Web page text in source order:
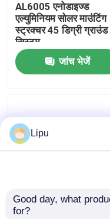
हमारे बारे में
कारखाना भ्रमण
संपर्क करें
सोलर पीवी माउंटिंग सिस्टम
AL6005 एनोडाइज्ड
एल्युमिनियम सोलर माउंटिंग
स्ट्रक्चर 45 डिग्री ग्राउंड
सिस्टम
जांच भेजें
2x10 88m / S
Lipu
Good day, what
for?